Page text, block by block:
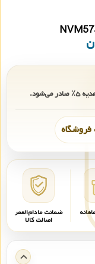
۵٪ صادر می‌شود.
ضمانت مادام‌العمر
اصالت کالا